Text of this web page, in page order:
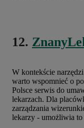
12.
W kontekście
warto wspomnieć o
Polsce serwis do
lekarzach. Dla
zarządzania
lekarzy - umożliwia to